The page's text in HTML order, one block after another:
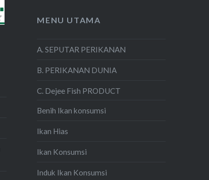
MENU UTAMA
A. SEPUTAR PERIKANAN
B. PERIKANAN DUNIA
C. Dejee Fish PRODUCT
Benih Ikan konsumsi
Ikan Hias
Ikan Konsumsi
Induk Ikan Konsumsi